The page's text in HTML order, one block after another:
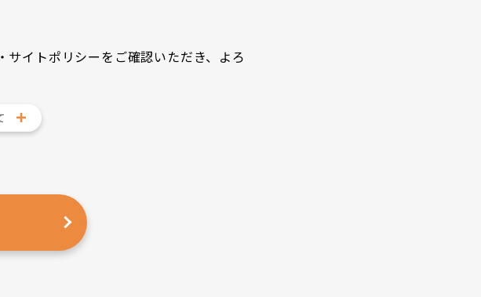
イトポリシーをご確認いただき、よろ